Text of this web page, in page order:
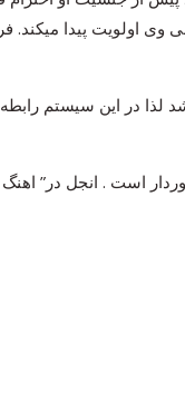
اولویت پیدا میکند.
در این سیستم